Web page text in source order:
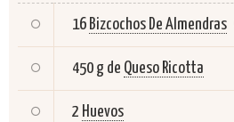
16 Bizcochos De Almendras
450 g de Queso Ricotta
2 Huevos